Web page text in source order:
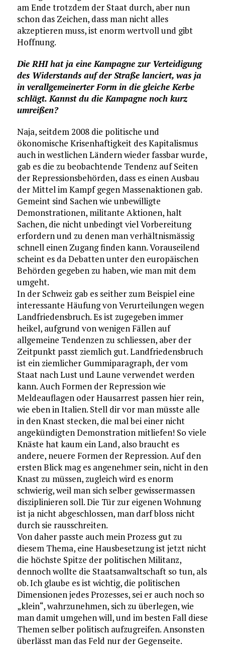
am Ende trotzdem der Staat durch, aber nun
schon das Zeichen, dass man nicht alles
akzeptieren muss, ist enorm wertvoll und gibt
Hoffnung.
Die RHI hat ja eine Kampagne zur Verteidigung
des Widerstands auf der Straße lanciert, was ja
in verallgemeinerter Form in die gleiche Kerbe
schlägt. Kannst du die Kampagne noch kurz
umreißen?
Naja, seitdem 2008 die politische und
ökonomische Krisenhaftigkeit des Kapitalismus
auch in westlichen Ländern wieder fassbar wurde,
gab es die zu beobachtende Tendenz auf Seiten
der Repressionsbehörden, dass es einen Ausbau
der Mittel im Kampf gegen Massenaktionen gab.
Gemeint sind Sachen wie unbewilligte
Demonstrationen, militante Aktionen, halt
Sachen, die nicht unbedingt viel Vorbereitung
erfordern und zu denen man verhältnismässig
schnell einen Zugang finden kann. Vorauseilend
scheint es da Debatten unter den europäischen
Behörden gegeben zu haben, wie man mit dem
umgeht.
In der Schweiz gab es seither zum Beispiel eine
interessante Häufung von Verurteilungen wegen
Landfriedensbruch. Es ist zugegeben immer
heikel, aufgrund von wenigen Fällen auf
allgemeine Tendenzen zu schliessen, aber der
Zeitpunkt passt ziemlich gut. Landfriedensbruch
ist ein ziemlicher Gummiparagraph, der vom
Staat nach Lust und Laune verwendet werden
kann. Auch Formen der Repression wie
Meldeauflagen oder Hausarrest passen hier rein,
wie eben in Italien. Stell dir vor man müsste alle
in den Knast stecken, die mal bei einer nicht
angekündigten Demonstration mitliefen! So viele
Knäste hat kaum ein Land, also braucht es
andere, neuere Formen der Repression. Auf den
ersten Blick mag es angenehmer sein, nicht in den
Knast zu müssen, zugleich wird es enorm
schwierig, weil man sich selber gewissermassen
disziplinieren soll. Die Tür zur eigenen Wohnung
ist ja nicht abgeschlossen, man darf bloss nicht
durch sie rausschreiten.
Von daher passte auch mein Prozess gut zu
diesem Thema, eine Hausbesetzung ist jetzt nicht
die höchste Spitze der politischen Militanz,
dennoch wollte die Staatsanwaltschaft so tun, als
ob. Ich glaube es ist wichtig, die politischen
Dimensionen jedes Prozesses, sei er auch noch so
„klein“, wahrzunehmen, sich zu überlegen, wie
man damit umgehen will, und im besten Fall diese
Themen selber politisch aufzugreifen. Ansonsten
überlässt man das Feld nur der Gegenseite.